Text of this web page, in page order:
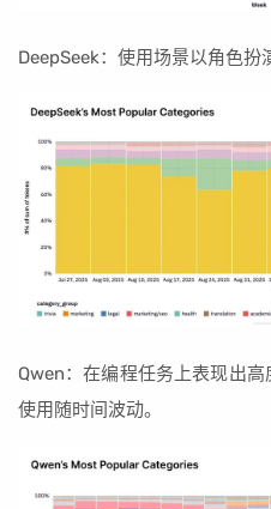
DeepSeek：使用场景以角色扮
Qwen：在编程任务上表现出
使用随时间波动。